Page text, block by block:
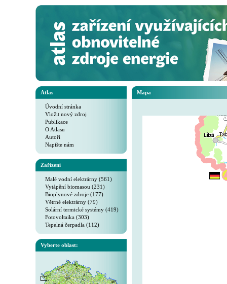
Atlas
Úvodní stránka
Vložit nový zdroj
Publikace
O Atlasu
Autoři
Napište nám
Zařízení
Malé vodní elektrárny (561)
Vytápění biomasou (231)
Bioplynové zdroje (177)
Větrné elektrárny (79)
Solární termické systémy (419)
Fotovoltaika (303)
Tepelná čerpadla (112)
Vyberte oblast:
Mapa